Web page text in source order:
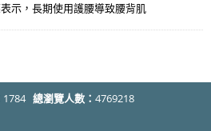
示，長期使用護腰導致腰背肌
1784 總瀏覽人數： 4769218